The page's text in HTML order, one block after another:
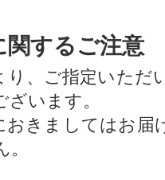
関するご注意
、ご指定いただ
います。
きましてはお届